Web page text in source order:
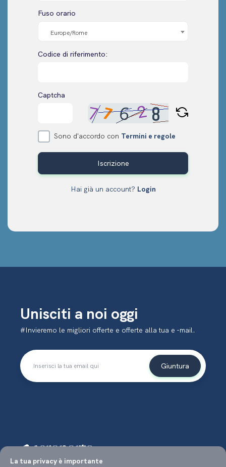
Fuso orario
Europe/Rome
Codice di riferimento:
Captcha
Sono d'accordo con Termini e regole
Iscrizione
Hai già un account? Login
Unisciti a noi oggi
#Invieremo le migliori offerte e offerte alla tua e -mail.
Giuntura
La tua privacy è importante